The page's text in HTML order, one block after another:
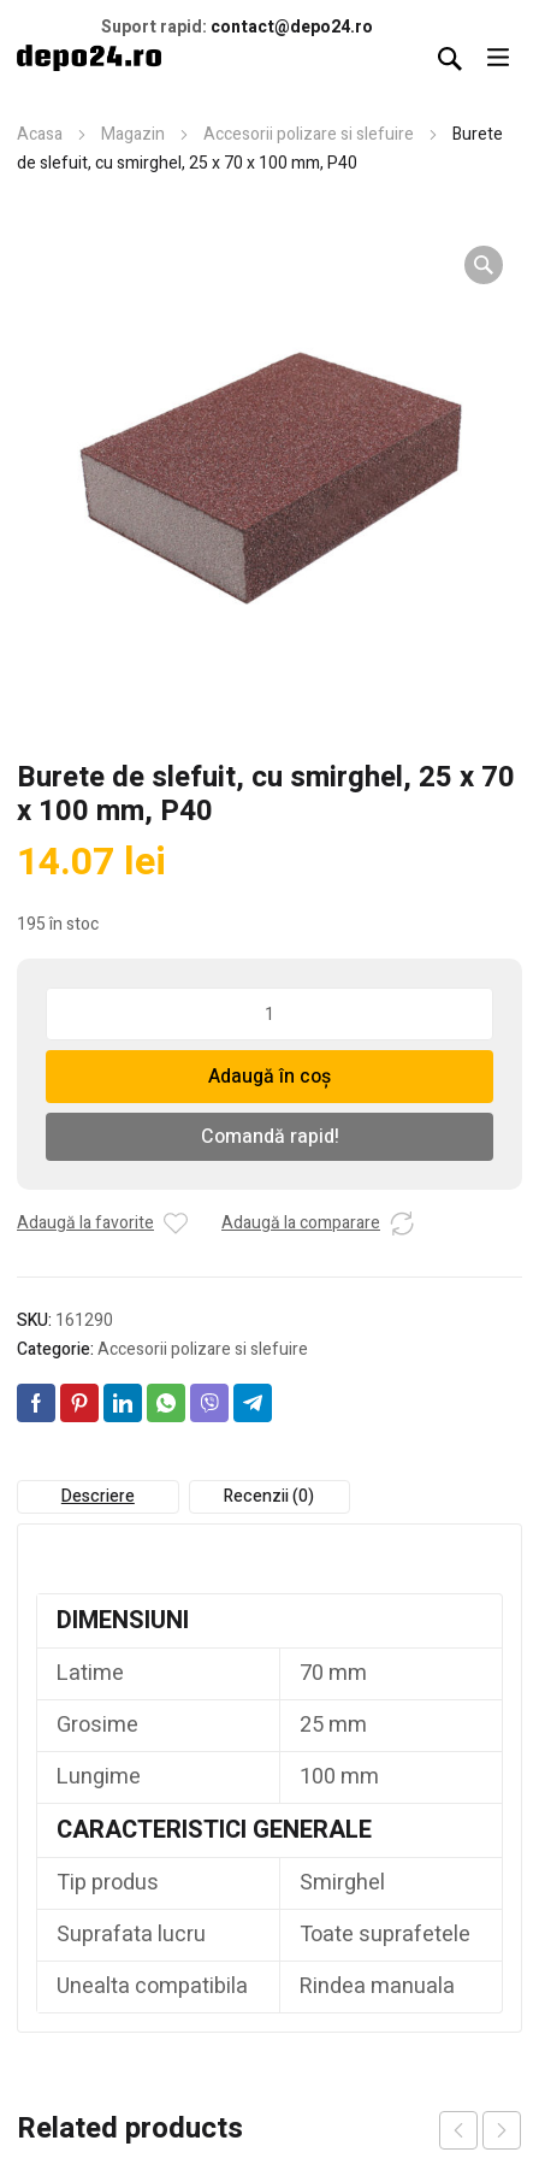
Suport rapid: contact@depo24.ro
Acasa Magazin Accesorii polizare si slefuire
Burete
de slefuit, cu smirghel, 25 x 70 x 100 mm, P40
Burete de slefuit, cu smirghel, 25 x 70
x 100 mm, P40
14.07 lei
195 în stoc
de
cu
25
x
P40
Adaugă în coș
Comandă rapid!
Adaugă la favorite Adaugă la comparare
SKU: 161290
Categorie:Accesorii polizare si slefuire
Descriere Recenzii (0)
DIMENSIUNI
Latime
70 mm
Grosime
25 mm
Lungime
100 mm
CARACTERISTICI GENERALE
Tip produs
Smirghel
Suprafata lucru
Toate suprafetele
Unealta compatibila
Rindea manuala
Related products